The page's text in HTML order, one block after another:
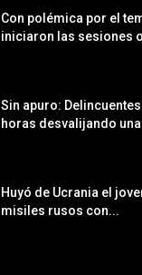
Con polémica por el
iniciaron las sesiones
Sin apuro:
horas desvalijando
Huyó de Ucrania el
misiles rusos con...